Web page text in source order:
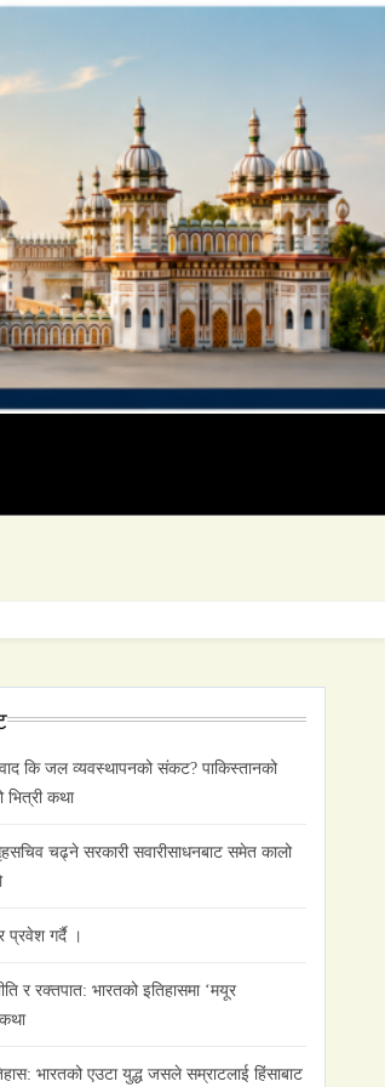
कि जल व्यवस्थापनको संकट? पाकिस्तानको
भित्री कथा
चढ्ने सरकारी सवारीसाधनबाट समेत कालो
गर्दै ।
र रक्तपात: भारतको इतिहासमा ‘मयूर
भारतको एउटा युद्ध जसले सम्राटलाई हिंसाबाट